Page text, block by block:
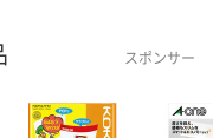
スポンサー